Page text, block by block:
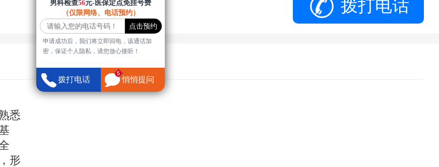
拨打电话
悉
形
男科检查56元-医保定点免挂号费
（仅限网络、电话预约）
申请成功后，我们将立即回电，该通话加
密，保证个人隐私，请您放心接听！
拨打电话 悄悄提问